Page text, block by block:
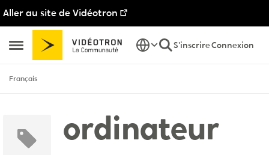
Aller au site de Vidéotron
Ouvrir Menu Latéral
Passer au contenu
S'inscrireConnexion
Français
ordinateur